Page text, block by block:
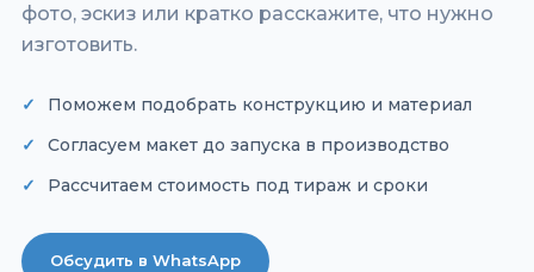
фото, эскиз или кратко расскажите, что нужно
изготовить.
Поможем подобрать конструкцию и материал
Согласуем макет до запуска в производство
Рассчитаем стоимость под тираж и сроки
Обсудить в WhatsApp